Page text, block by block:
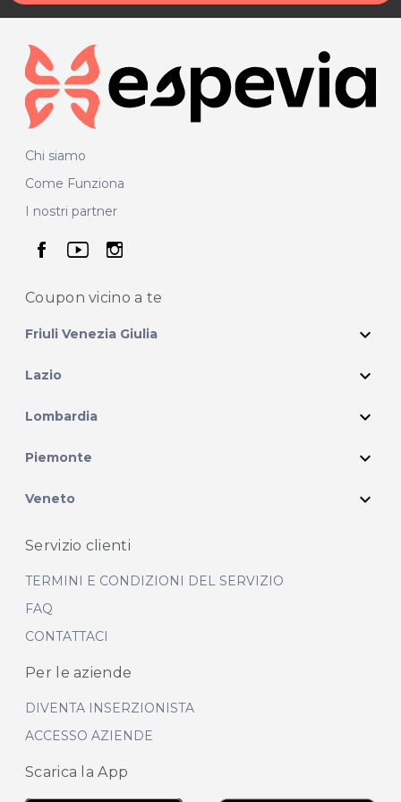
Chi siamo
Come Funziona
I nostri partner
seguici su facebook
seguici su youtube
seguici su instagram
Coupon vicino a te
Friuli Venezia Giulia expand_more
Lazio expand_more
Lombardia expand_more
Piemonte expand_more
Veneto expand_more
Servizio clienti
TERMINI E CONDIZIONI DEL SERVIZIO
FAQ
CONTATTACI
Per le aziende
DIVENTA INSERZIONISTA
ACCESSO AZIENDE
Scarica la App